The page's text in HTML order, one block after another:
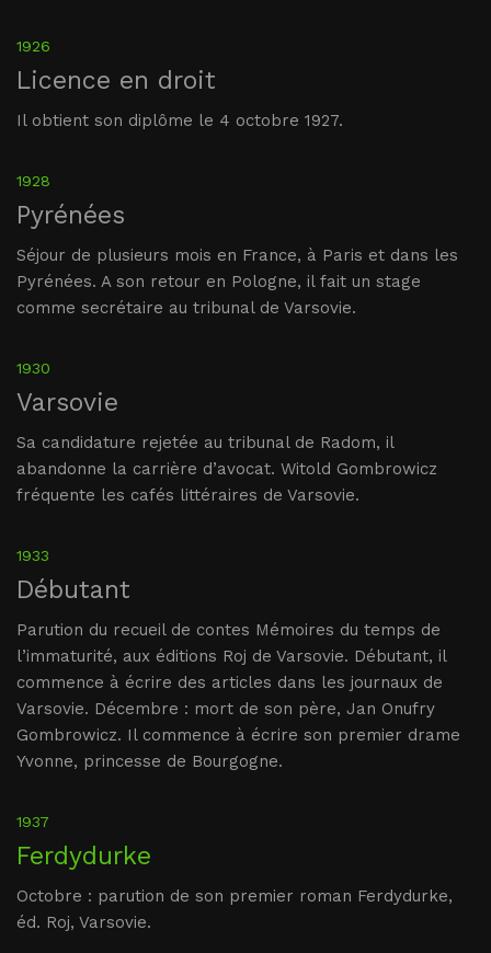
1926
Licence en droit
Il obtient son diplôme le 4 octobre 1927.
1928
Pyrénées
Séjour de plusieurs mois en France, à Paris et dans les
Pyrénées. A son retour en Pologne, il fait un stage
comme secrétaire au tribunal de Varsovie.
1930
Varsovie
Sa candidature rejetée au tribunal de Radom, il
abandonne la carrière d’avocat. Witold Gombrowicz
fréquente les cafés littéraires de Varsovie.
1933
Débutant
Parution du recueil de contes Mémoires du temps de
l’immaturité, aux éditions Roj de Varsovie. Débutant, il
commence à écrire des articles dans les journaux de
Varsovie. Décembre : mort de son père, Jan Onufry
Gombrowicz. Il commence à écrire son premier drame
Yvonne, princesse de Bourgogne.
1937
Ferdydurke
Octobre : parution de son premier roman Ferdydurke,
éd. Roj, Varsovie.